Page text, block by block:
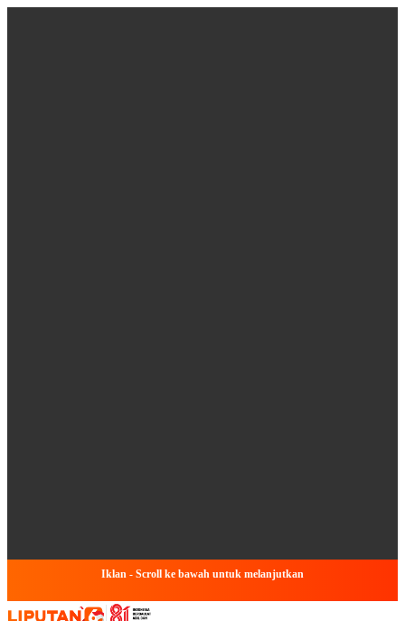
Iklan - Scroll ke bawah untuk melanjutkan